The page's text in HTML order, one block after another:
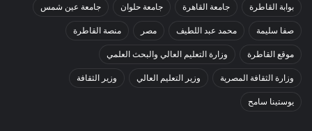
بوابة القاطرة جامعة القاهرة جامعة حلوان جامعة عين شمس
صفا سليمة محمد عبد اللطيف مصر منصة القاطرة
موقع القاطرة وزارة التعليم العالي والبحث العلمي
وزارة الثقافة المصرية وزير التعليم العالي وزير الثقافة
يوستينا سامح